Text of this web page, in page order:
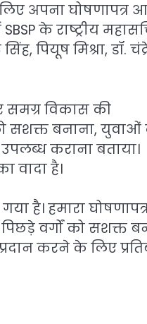
अपना घोषणापत्र
के राष्ट्रीय
पियूष मिश्रा, डॉ.
समग्र विकास की
सशक्त बनाना,
कराना बताया।
वादा है।
है। हमारा
वर्गों को सशक्त
करने के लिए